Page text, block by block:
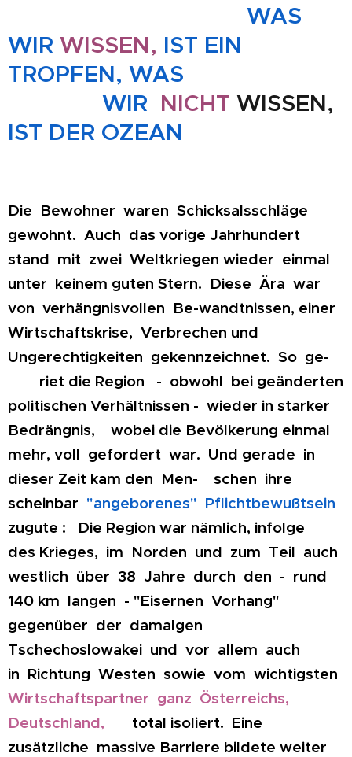
WAS
WIR WISSEN, IST EIN
TROPFEN, WAS
WIR NICHT WISSEN,
IST DER OZEAN
Die Bewohner waren Schicksalsschläge
gewohnt. Auch das vorige Jahrhundert
stand mit zwei Weltkriegen wieder einmal
unter keinem guten Stern. Diese Ära war
von verhängnisvollen Be-wandtnissen, einer
Wirtschaftskrise, Verbrechen und
Ungerechtigkeiten gekennzeichnet. So ge-
riet die Region - obwohl bei geänderten
politischen Verhältnissen - wieder in starker
Bedrängnis, wobei die Bevölkerung einmal
mehr, voll gefordert war. Und gerade in
dieser Zeit kam den Men- schen ihre
scheinbar "angeborenes" Pflichtbewußtsein
zugute : Die Region war nämlich, infolge
des Krieges, im Norden und zum Teil auch
westlich über 38 Jahre durch den - rund
140 km langen - "Eisernen Vorhang"
gegenüber der damalgen
Tschechoslowakei und vor allem auch
in Richtung Westen sowie vom wichtigsten
Wirtschaftspartner ganz Österreichs,
Deutschland, total isoliert. Eine
zusätzliche massive Barriere bildete weiter